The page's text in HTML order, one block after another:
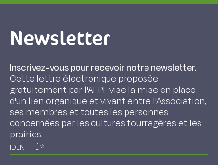
Newsletter
Inscrivez-vous pour recevoir notre newsletter.
Cette lettre électronique proposée
gratuitement par l'AFPF vise la mise en place
d'un lien organique et vivant entre l'Association,
ses membres et toutes les personnes
concernées par les cultures fourragères et les
prairies.
IDENTITÉ*